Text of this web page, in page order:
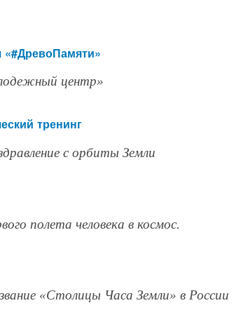
«#ДревоПамяти»
центр»
тренинг
с орбиты Земли
полета человека в космос.
«Столицы Часа Земли» в России